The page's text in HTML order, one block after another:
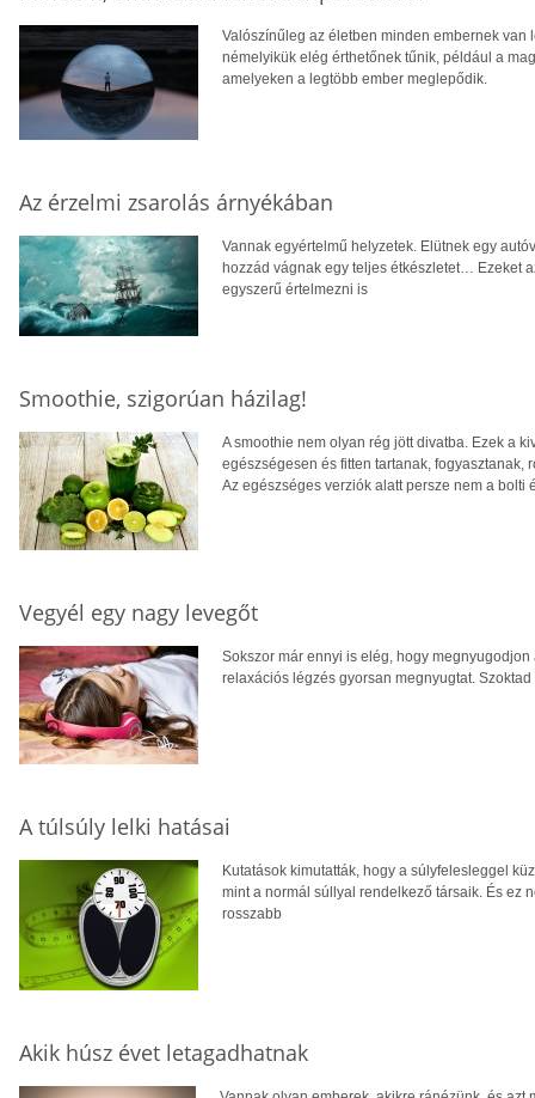
Valószínűleg az életben minden embernek
némelyikük elég érthetőnek tűnik, például a
amelyeken a legtöbb ember meglepődik.
Az érzelmi zsarolás árnyékában
Vannak egyértelmű helyzetek. Elütnek egy
hozzád vágnak egy teljes étkészletet… Ezeket
egyszerű értelmezni is
Smoothie, szigorúan házilag!
A smoothie nem olyan rég jött divatba. Ezek a
egészségesen és fitten tartanak, fogyasztanak,
Az egészséges verziók alatt persze nem a bolti
Vegyél egy nagy levegőt
Sokszor már ennyi is elég, hogy
relaxációs légzés gyorsan megnyugtat.
A túlsúly lelki hatásai
Kutatások kimutatták, hogy a súlyfelesleggel
mint a normál súllyal rendelkező társaik. És ez
rosszabb
Akik húsz évet letagadhatnak